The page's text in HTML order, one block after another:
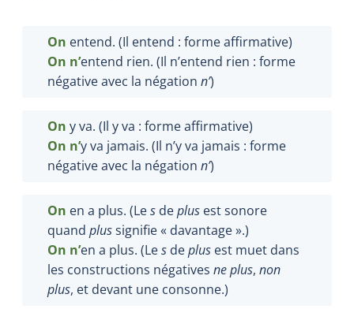
On entend. (Il entend : forme affirmative)
On n’entend rien. (Il n’entend rien : forme
négative avec la négation n’)
On y va. (Il y va : forme affirmative)
On n’y va jamais. (Il n’y va jamais : forme
négative avec la négation n’)
On en a plus. (Les deplus est sonore
quand plussignifie « davantage ».)
On n’en a plus. (Les deplus est muet dans
les constructions négatives ne plus, non
plus, et devant une consonne.)